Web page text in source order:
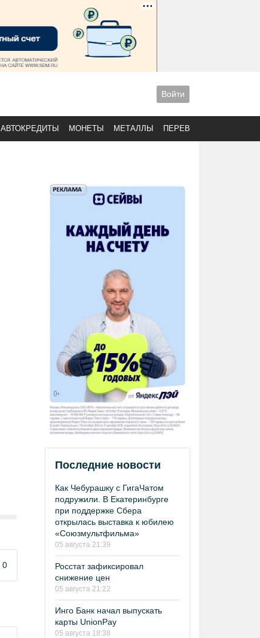
Войти
АВТОКРЕДИТЫ МОНЕТЫ МЕТАЛЛЫ ПЕРЕВОДЫ
0
Последние новости
Как Чебурашку с ГигаЧатом
подружили. В Екатеринбурге
при поддержке Сбера
открылась выставка к юбилею
«Союзмультфильма»
05 августа 21:39
Росстат зафиксировал
снижение цен
05 августа 21:22
Инго Банк начал выпускать
карты UnionPay
05 августа 18:38